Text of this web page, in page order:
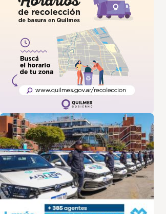
LANUS